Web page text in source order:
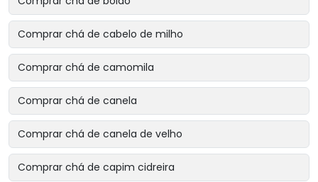
Comprar chá de cabelo de milho
Comprar chá de camomila
Comprar chá de canela
Comprar chá de canela de velho
Comprar chá de capim cidreira